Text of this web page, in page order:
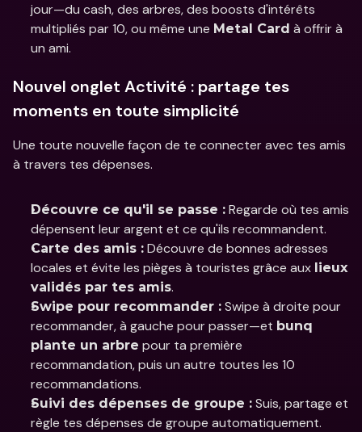
jour—du cash, des arbres, des boosts d'intérêts
multipliés par 10, ou même une Metal Card à offrir à
un ami.
Nouvel onglet Activité : partage tes
moments en toute simplicité
Une toute nouvelle façon de te connecter avec tes amis
à travers tes dépenses.
Découvre ce qu'il se passe : Regarde où tes amis
dépensent leur argent et ce qu'ils recommandent.
Carte des amis : Découvre de bonnes adresses
locales et évite les pièges à touristes grâce aux lieux
validés par tes amis.
Swipe pour recommander : Swipe à droite pour
recommander, à gauche pour passer—et bunq
plante un arbre pour ta première
recommandation, puis un autre toutes les 10
recommandations.
Suivi des dépenses de groupe : Suis, partage et
règle tes dépenses de groupe automatiquement.